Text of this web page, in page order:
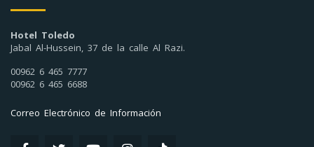
Hotel Toledo
Jabal Al-Hussein, 37 de la calle Al Razi.
00962 6 465 7777
00962 6 465 6688
Correo Electrónico de Información